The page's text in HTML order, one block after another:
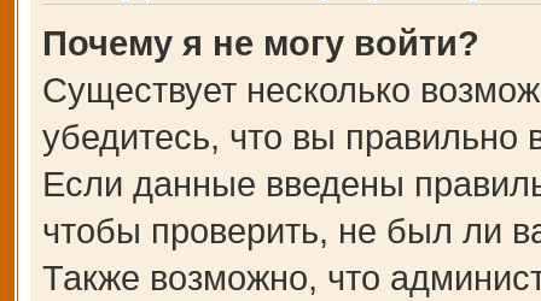
Почему я не могу войти?
Существует несколько
убедитесь, что вы правильно
Если данные введены
чтобы проверить, не был ли
Также возможно, что